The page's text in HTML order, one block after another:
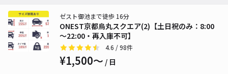
ONEST京都烏丸スクエア(2)【土日祝のみ：8:00
～22:00・再入庫不可】
ゼスト御池まで徒歩 16分
4.6 / 98件
¥1,500〜 / 日